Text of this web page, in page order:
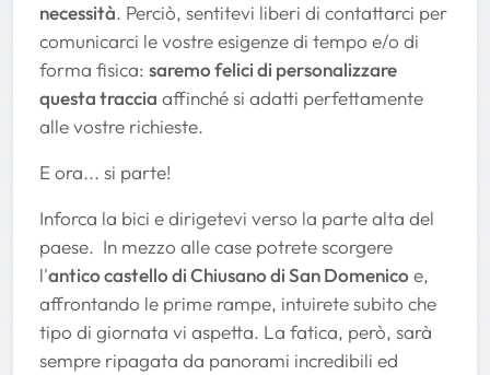
necessità. Perciò, sentitevi liberi di contattarci per
comunicarci le vostre esigenze di tempo e/o di
forma fisica: saremo felici di personalizzare
questa traccia affinché si adatti perfettamente
alle vostre richieste.
E ora... si parte!
Inforca la bici e dirigetevi verso la parte alta del
paese. In mezzo alle case potrete scorgere
l'antico castello di Chiusano di San Domenico e,
affrontando le prime rampe, intuirete subito che
tipo di giornata vi aspetta. La fatica, però, sarà
sempre ripagata da panorami incredibili ed